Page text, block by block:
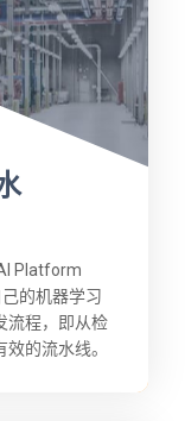
Platform
的机器学习
流程，即从检
的流水线。